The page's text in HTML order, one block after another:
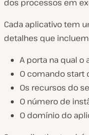
dos processos em
Cada aplicativo tem
detalhes que
A porta na qual o
O comando start
Os recursos do
O número de
O domínio do